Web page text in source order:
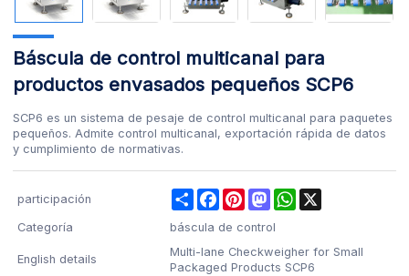
Báscula de control multicanal para
productos envasados pequeños SCP6
SCP6 es un sistema de pesaje de control multicanal para paquetes
pequeños. Admite control multicanal, exportación rápida de datos
y cumplimiento de normativas.
participación ShareFacebookPinterestMastodonWhatsApp
Categoría báscula de control
English details
Multi-lane Checkweigher for Small
Packaged Products SCP6